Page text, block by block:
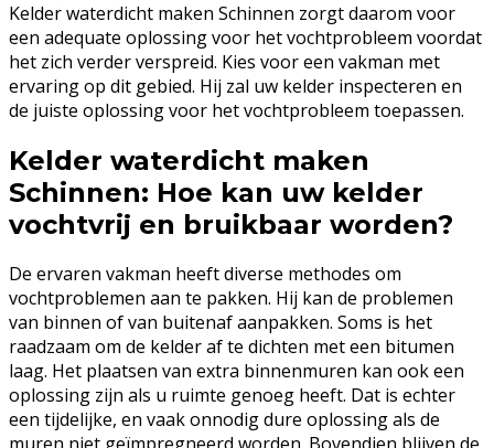
Kelder waterdicht maken Schinnen zorgt daarom voor
een adequate oplossing voor het vochtprobleem voordat
het zich verder verspreid. Kies voor een vakman met
ervaring op dit gebied. Hij zal uw kelder inspecteren en
de juiste oplossing voor het vochtprobleem toepassen.
Kelder waterdicht maken
Schinnen: Hoe kan uw kelder
vochtvrij en bruikbaar worden?
De ervaren vakman heeft diverse methodes om
vochtproblemen aan te pakken. Hij kan de problemen
van binnen of van buitenaf aanpakken. Soms is het
raadzaam om de kelder af te dichten met een bitumen
laag. Het plaatsen van extra binnenmuren kan ook een
oplossing zijn als u ruimte genoeg heeft. Dat is echter
een tijdelijke, en vaak onnodig dure oplossing als de